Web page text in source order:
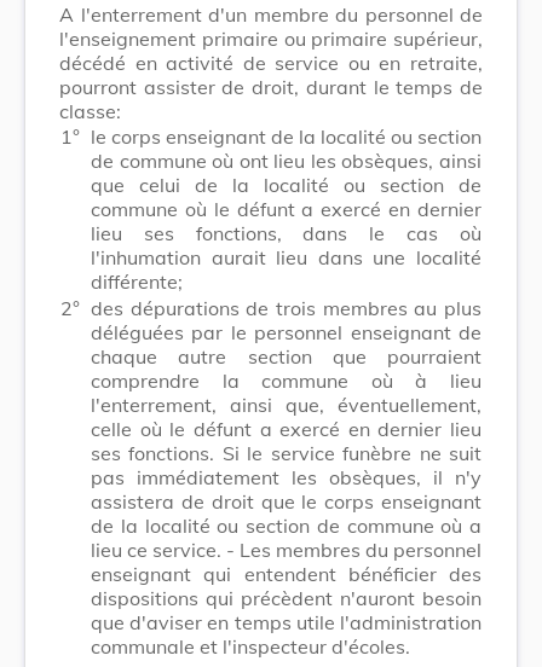
A l'enterrement d'un membre du personnel de
l'enseignement primaire ou primaire supérieur,
décédé en activité de service ou en retraite,
pourront assister de droit, durant le temps de
classe:
1° le corps enseignant de la localité ou section
de commune où ont lieu les obsèques, ainsi
que celui de la localité ou section de
commune où le défunt a exercé en dernier
lieu ses fonctions, dans le cas où
l'inhumation aurait lieu dans une localité
différente;
2° des dépurations de trois membres au plus
déléguées par le personnel enseignant de
chaque autre section que pourraient
comprendre la commune où à lieu
l'enterrement, ainsi que, éventuellement,
celle où le défunt a exercé en dernier lieu
ses fonctions. Si le service funèbre ne suit
pas immédiatement les obsèques, il n'y
assistera de droit que le corps enseignant
de la localité ou section de commune où a
lieu ce service. - Les membres du personnel
enseignant qui entendent bénéficier des
dispositions qui précèdent n'auront besoin
que d'aviser en temps utile l'administration
communale et l'inspecteur d'écoles.